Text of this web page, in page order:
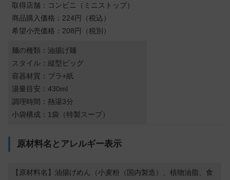
取得店舗：コンビニ（ミニストップ）
商品購入価格：224円（税込）
希望小売価格：208円（税別）
麺の種類：油揚げ麺
スタイル：縦型ビッグ
容器材質：プラ+紙
湯量目安：430ml
調理時間：熱湯3分
小袋構成：1袋（特製スープ）
原材料名とアレルギー表示
【原材料名】油揚げめん（小麦粉（国内製造）、植物油脂、食